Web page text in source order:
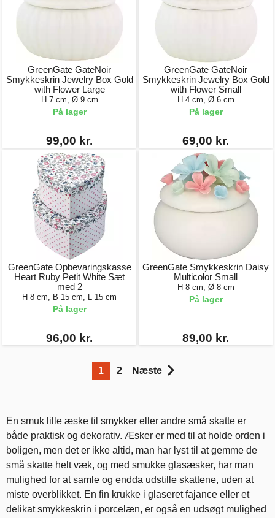
GreenGate GateNoir
Smykkeskrin Jewelry Box Gold
with Flower Large
H 7 cm, Ø 9 cm
På lager
99,00 kr.
GreenGate GateNoir
Smykkeskrin Jewelry Box Gold
with Flower Small
H 4 cm, Ø 6 cm
På lager
69,00 kr.
GreenGate Opbevaringskasse
Heart Ruby Petit White Sæt
med 2
H 8 cm, B 15 cm, L 15 cm
På lager
96,00 kr.
GreenGate Smykkeskrin Daisy
Multicolor Small
H 8 cm, Ø 8 cm
På lager
89,00 kr.
1 2 Næste
En smuk lille æske til smykker eller andre små skatte er
både praktisk og dekorativ. Æsker er med til at holde orden i
boligen, men det er ikke altid, man har lyst til at gemme de
små skatte helt væk, og med smukke glasæsker, har man
mulighed for at samle og endda udstille skattene, uden at
miste overblikket. En fin krukke i glaseret fajance eller et
delikat smykkeskrin i porcelæn, er også en udsøgt mulighed